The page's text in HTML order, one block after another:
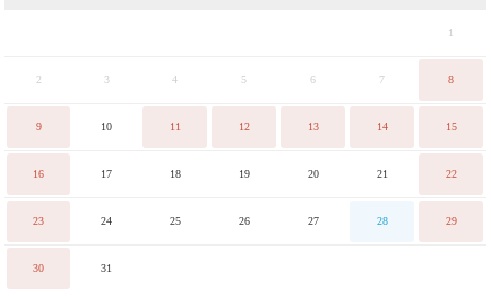
1
2 3 4 5 6 7 8
9 10 11 12 13 14 15
16 17 18 19 20 21 22
23 24 25 26 27 28 29
30 31